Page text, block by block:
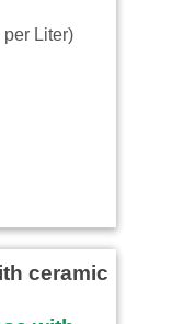
Liter)
ceramic